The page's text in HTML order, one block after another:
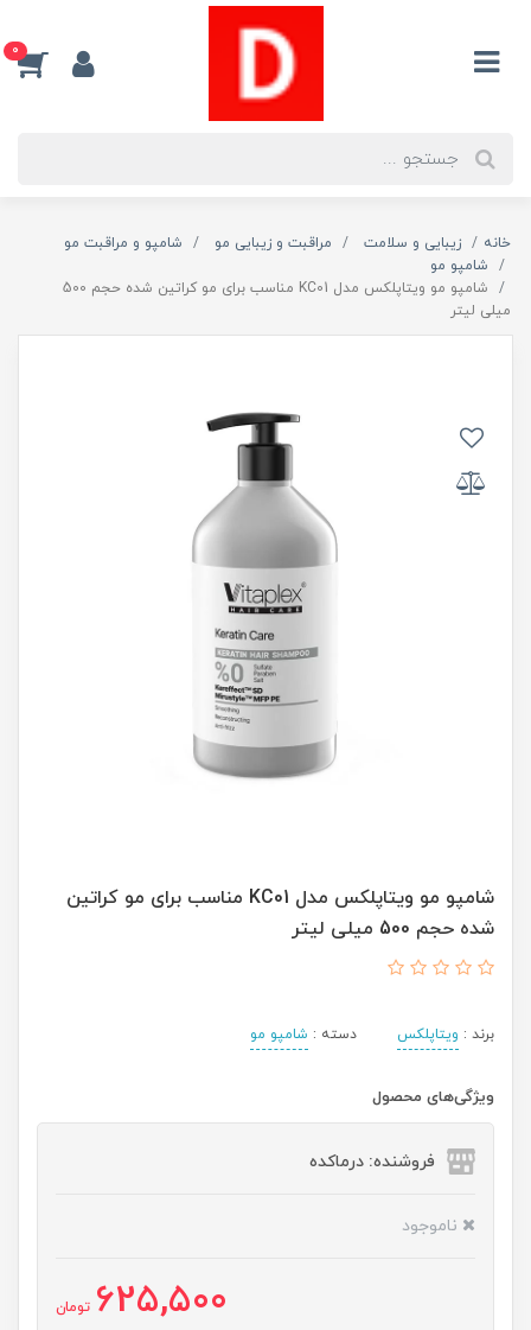
0
خانه زیبایی و سلامت مراقبت و زیبایی مو
شامپو و مراقبت مو
شامپو مو
شامپو مو ویتاپلکس مدل KC01 مناسب برای مو کراتین شده حجم 500
میلی لیتر
شامپو مو ویتاپلکس مدل KC01 مناسب برای مو کراتین
شده حجم 500 میلی لیتر
برند : ویتاپلکس دسته : شامپو مو
ویژگی‌های محصول
فروشنده: درماکده
ناموجود
625,500 تومان